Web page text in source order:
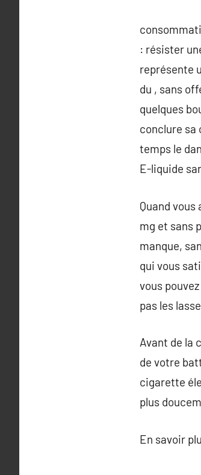
: résister
représente
du , sans
quelques
conclure sa
temps le
E-liquide
Quand
mg et sans
manque,
qui vous
vous
pas les
Avant de la
de votre
cigarette
plus
En savoir